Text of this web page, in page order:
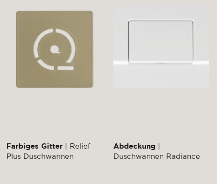
Farbiges Gitter | Relief
Plus Duschwannen
Abdeckung
Duschwannen Radiance